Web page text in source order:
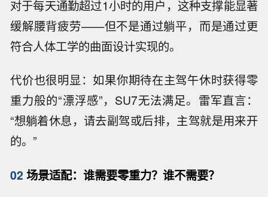
对于每天通勤超过1小时的用户，这种支撑能显著
缓解腰背疲劳——但不是通过躺平，而是通过更
符合人体工学的曲面设计实现的。
代价也很明显：如果你期待在主驾午休时获得零
重力般的“漂浮感”，SU7无法满足。雷军直言：
“想躺着休息，请去副驾或后排，主驾就是用来开
的。”
02 场景适配：谁需要零重力？谁不需要？